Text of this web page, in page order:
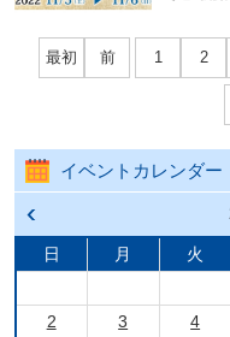
最初 前 1 2
イベントカレンダー
前の
戻る
日 月 火
2
3 4